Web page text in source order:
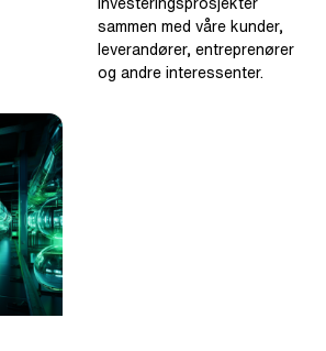
sammen med våre kunder,
leverandører, entreprenører
og andre interessenter.